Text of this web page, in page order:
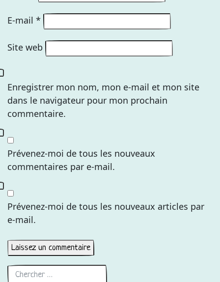
E-mail *
Site web
Enregistrer mon nom, mon e-mail et mon site
dans le navigateur pour mon prochain
commentaire.
Prévenez-moi de tous les nouveaux
commentaires par e-mail.
Prévenez-moi de tous les nouveaux articles par
e-mail.